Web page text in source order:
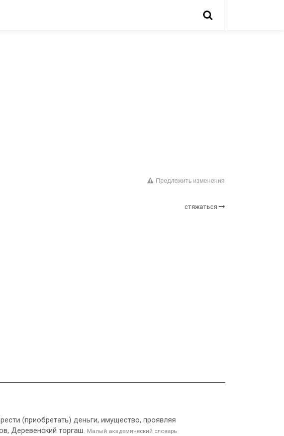
Предложить изменения
стяжаться
(приобретать) деньги, имущество, проявляя
Деревенский торгаш. Малый академический словарь